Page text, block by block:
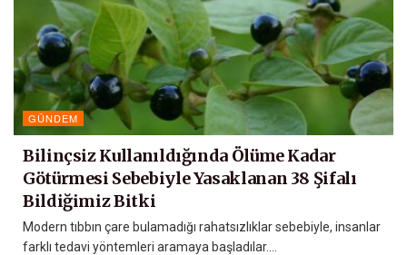
GÜNDEM
Bilinçsiz Kullanıldığında Ölüme Kadar
Götürmesi Sebebiyle Yasaklanan 38 Şifalı
Bildiğimiz Bitki
Modern tıbbın çare bulamadığı rahatsızlıklar sebebiyle, insanlar
farklı tedavi yöntemleri aramaya başladılar....